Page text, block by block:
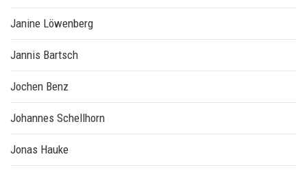
Janine Löwenberg
Jannis Bartsch
Jochen Benz
Johannes Schellhorn
Jonas Hauke